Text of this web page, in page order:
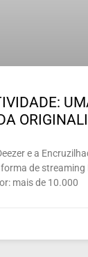
e a
de streaming
mais de 10.000